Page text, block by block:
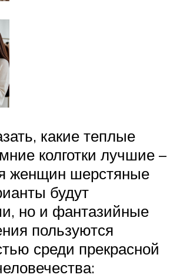
какие теплые
колготки лучшие –
женщин шерстяные
будут
но и фантазийные
пользуются
среди прекрасной